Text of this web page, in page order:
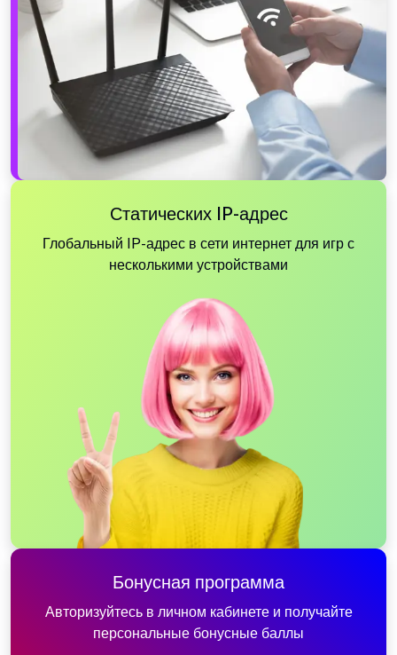
Статических IP-адрес
Глобальный IP-адрес в сети интернет для игр с
несколькими устройствами
Бонусная программа
Авторизуйтесь в личном кабинете и получайте
персональные бонусные баллы